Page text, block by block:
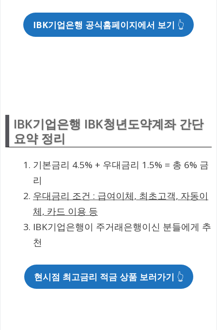
IBK기업은행 공식홈페이지에서 보기 👆
IBK기업은행 IBK청년도약계좌 간단
요약 정리
기본금리 4.5% + 우대금리 1.5% = 총 6% 금
리
우대금리 조건 : 급여이체, 최초고객, 자동이
체, 카드 이용 등
IBK기업은행이 주거래은행이신 분들에게 추
천
현시점 최고금리 적금 상품 보러가기 👆